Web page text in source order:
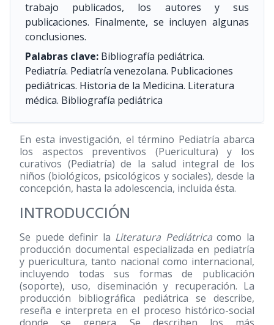
trabajo publicados, los autores y sus
publicaciones. Finalmente, se incluyen algunas
conclusiones.
Palabras clave: Bibliografía pediátrica.
Pediatría. Pediatría venezolana. Publicaciones
pediátricas. Historia de la Medicina. Literatura
médica. Bibliografía pediátrica
En esta investigación, el término Pediatría abarca
los aspectos preventivos (Puericultura) y los
curativos (Pediatría) de la salud integral de los
niños (biológicos, psicológicos y sociales), desde la
concepción, hasta la adolescencia, incluida ésta.
INTRODUCCIÓN
Se puede definir la Literatura Pediátricacomo la
producción documental especializada en pediatría
y puericultura, tanto nacional como internacional,
incluyendo todas sus formas de publicación
(soporte), uso, diseminación y recuperación. La
producción bibliográfica pediátrica se describe,
reseña e interpreta en el proceso histórico-social